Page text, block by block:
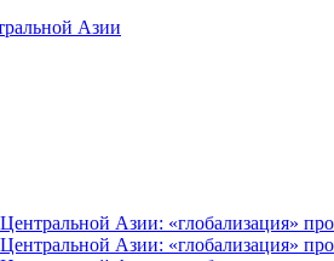
Азии
Азии: «глобализация»
Азии: «глобализация»